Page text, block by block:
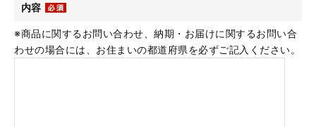
内容
※商品に関するお問い合わせ、納期・お届けに関するお問い合
わせの場合には、お住まいの都道府県を必ずご記入ください。